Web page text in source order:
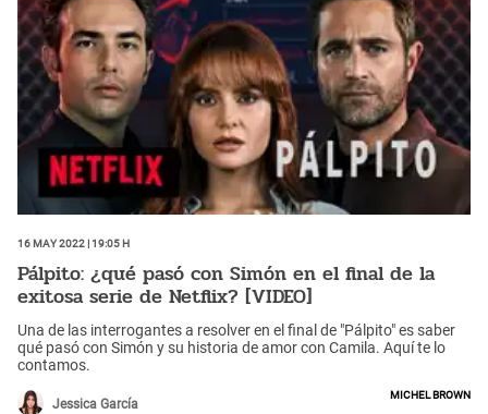
16 May 2022 | 19:05 h
Pálpito: ¿qué pasó con Simón en el final de la
exitosa serie de Netflix? [VIDEO]
Una de las interrogantes a resolver en el final de "Pálpito" es saber
qué pasó con Simón y su historia de amor con Camila. Aquí te lo
contamos.
Jessica García
Michel Brown